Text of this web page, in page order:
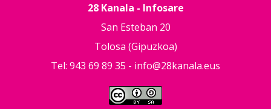
28 Kanala - Infosare
San Esteban 20
Tolosa (Gipuzkoa)
Tel: 943 69 89 35 - info@28kanala.eus